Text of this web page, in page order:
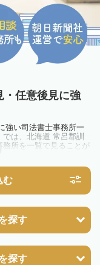
・任意後見に強
強い司法書士事務所一
は、北海道 常呂郡訓
務所を一覧で見ることが
方は一度近隣の司法書
む
探す
探す